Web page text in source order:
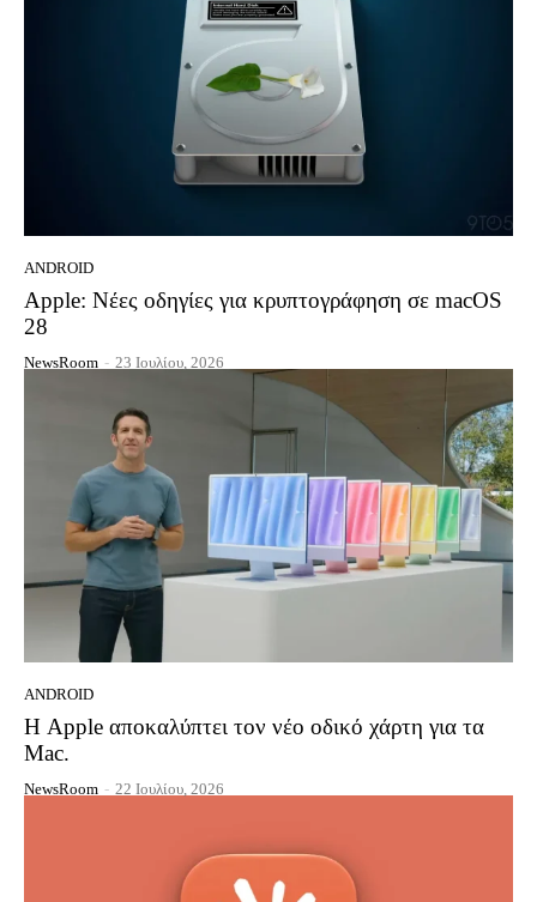
ANDROID
Apple: Νέες οδηγίες για κρυπτογράφηση σε macOS
28
NewsRoom - 23 Ιουλίου, 2026
ANDROID
Η Apple αποκαλύπτει τον νέο οδικό χάρτη για τα
Mac.
NewsRoom - 22 Ιουλίου, 2026